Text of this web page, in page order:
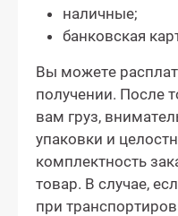
наличные;
банковская
Вы можете
получении. После
вам груз,
упаковки и
комплектность
товар. В случае,
при